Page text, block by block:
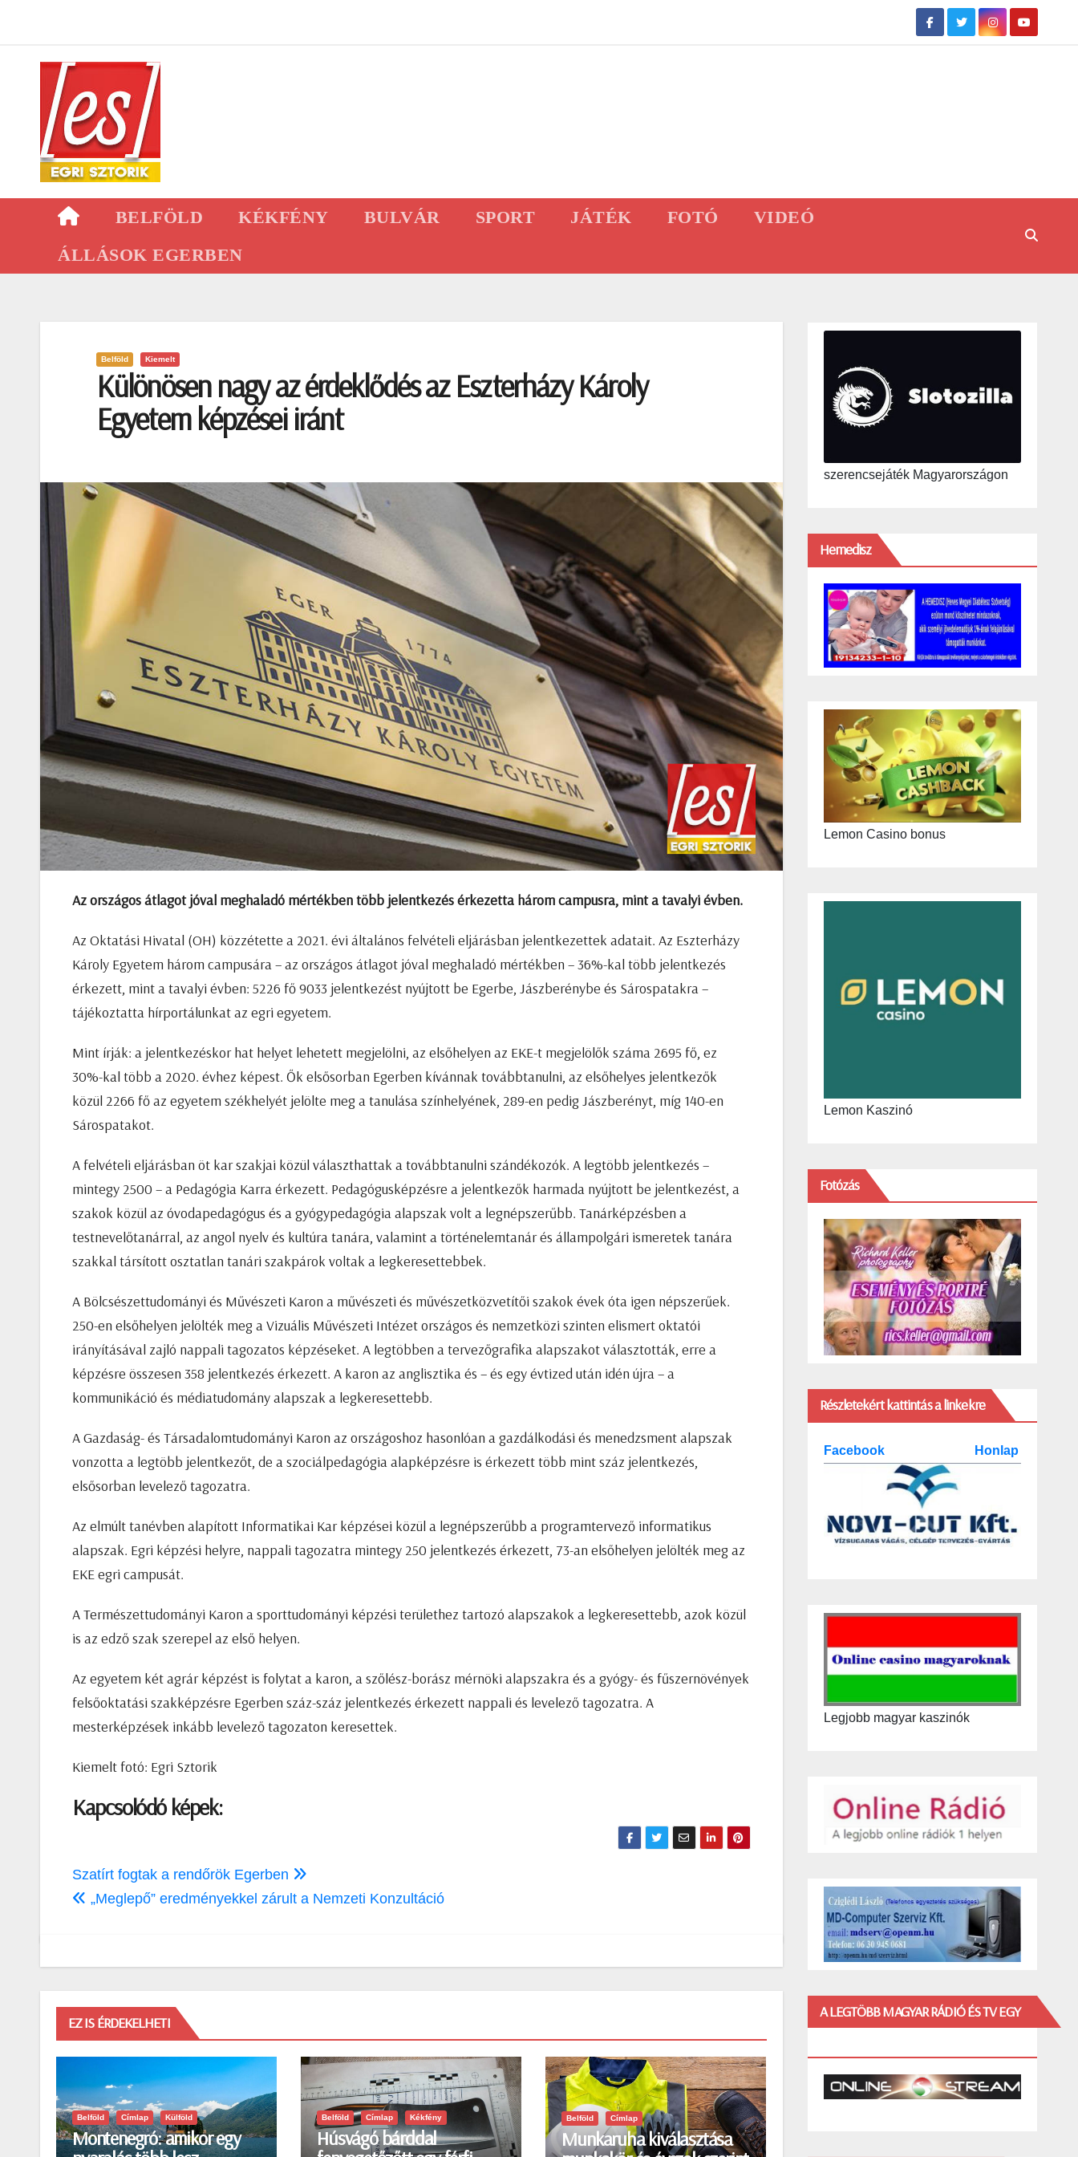
content
BELFÖLD KÉKFÉNY BULVÁR SPORT JÁTÉK FOTÓ
VIDEÓ
ÁLLÁSOK EGERBEN
Belföld Kiemelt
Különösen nagy az érdeklődés az Eszterházy Károly
Egyetem képzései iránt
Az országos átlagot jóval meghaladó mértékben több jelentkezés érkezetta három campusra, mint a tavalyi évben.
Az Oktatási Hivatal (OH) közzétette a 2021. évi általános felvételi eljárásban jelentkezettek adatait. Az Eszterházy
Károly Egyetem három campusára – az országos átlagot jóval meghaladó mértékben – 36%-kal több jelentkezés
érkezett, mint a tavalyi évben: 5226 fő 9033 jelentkezést nyújtott be Egerbe, Jászberénybe és Sárospatakra –
tájékoztatta hírportálunkat az egri egyetem.
Mint írják: a jelentkezéskor hat helyet lehetett megjelölni, az elsőhelyen az EKE-t megjelölők száma 2695 fő, ez
30%-kal több a 2020. évhez képest. Ők elsősorban Egerben kívánnak továbbtanulni, az elsőhelyes jelentkezők
közül 2266 fő az egyetem székhelyét jelölte meg a tanulása színhelyének, 289-en pedig Jászberényt, míg 140-en
Sárospatakot.
A felvételi eljárásban öt kar szakjai közül választhattak a továbbtanulni szándékozók. A legtöbb jelentkezés –
mintegy 2500 – a Pedagógia Karra érkezett. Pedagógusképzésre a jelentkezők harmada nyújtott be jelentkezést, a
szakok közül az óvodapedagógus és a gyógypedagógia alapszak volt a legnépszerűbb. Tanárképzésben a
testnevelőtanárral, az angol nyelv és kultúra tanára, valamint a történelemtanár és állampolgári ismeretek tanára
szakkal társított osztatlan tanári szakpárok voltak a legkeresettebbek.
A Bölcsészettudományi és Művészeti Karon a művészeti és művészetközvetítői szakok évek óta igen népszerűek.
250-en elsőhelyen jelölték meg a Vizuális Művészeti Intézet országos és nemzetközi szinten elismert oktatói
irányításával zajló nappali tagozatos képzéseket. A legtöbben a tervezőgrafika alapszakot választották, erre a
képzésre összesen 358 jelentkezés érkezett. A karon az anglisztika és – és egy évtized után idén újra – a
kommunikáció és médiatudomány alapszak a legkeresettebb.
A Gazdaság- és Társadalomtudományi Karon az országoshoz hasonlóan a gazdálkodási és menedzsment alapszak
vonzotta a legtöbb jelentkezőt, de a szociálpedagógia alapképzésre is érkezett több mint száz jelentkezés,
elsősorban levelező tagozatra.
Az elmúlt tanévben alapított Informatikai Kar képzései közül a legnépszerűbb a programtervező informatikus
alapszak. Egri képzési helyre, nappali tagozatra mintegy 250 jelentkezés érkezett, 73-an elsőhelyen jelölték meg az
EKE egri campusát.
A Természettudományi Karon a sporttudományi képzési területhez tartozó alapszakok a legkeresettebb, azok közül
is az edző szak szerepel az első helyen.
Az egyetem két agrár képzést is folytat a karon, a szőlész-borász mérnöki alapszakra és a gyógy- és fűszernövények
felsőoktatási szakképzésre Egerben száz-száz jelentkezés érkezett nappali és levelező tagozatra. A
mesterképzések inkább levelező tagozaton keresettek.
Kiemelt fotó: Egri Sztorik
Kapcsolódó képek:
Bejegyzés
navigáció
Szatírt fogtak a rendőrök Egerben
„Meglepő” eredményekkel zárult a Nemzeti Konzultáció
EZ IS ÉRDEKELHETI
Belföld Címlap Külföld
Montenegró: amikor egy
Belföld Címlap Kékfény
Húsvágó bárddal
Belföld Címlap
Munkaruha kiválasztása
szerencsejáték Magyarországon
Hemedisz
Lemon Casino bonus
Lemon Kaszinó
Fotózás
Részletekért kattintás a linkekre
Facebook Honlap
Legjobb magyar kaszinók
A LEGTÖBB MAGYAR RÁDIÓ ÉS TV EGY